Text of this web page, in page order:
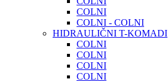
COLNI
COLNI - COLNI
HIDRAULIČNI T-KOMADI
COLNI
COLNI
COLNI
COLNI